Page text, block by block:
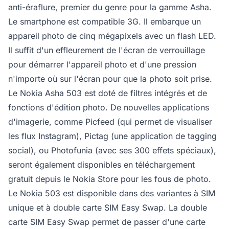
anti-éraflure, premier du genre pour la gamme Asha.
Le smartphone est compatible 3G. Il embarque un
appareil photo de cinq mégapixels avec un flash LED.
Il suffit d'un effleurement de l'écran de verrouillage
pour démarrer l'appareil photo et d'une pression
n'importe où sur l'écran pour que la photo soit prise.
Le Nokia Asha 503 est doté de filtres intégrés et de
fonctions d'édition photo. De nouvelles applications
d'imagerie, comme Picfeed (qui permet de visualiser
les flux Instagram), Pictag (une application de tagging
social), ou Photofunia (avec ses 300 effets spéciaux),
seront également disponibles en téléchargement
gratuit depuis le Nokia Store pour les fous de photo.
Le Nokia 503 est disponible dans des variantes à SIM
unique et à double carte SIM Easy Swap. La double
carte SIM Easy Swap permet de passer d'une carte